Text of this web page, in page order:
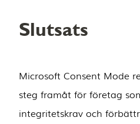
Slutsats
Microsoft Consent Mode
steg framåt för företag
integritetskrav och